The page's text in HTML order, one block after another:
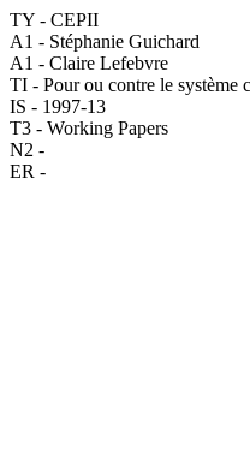
TY - CEPII
A1 - Stéphanie Guichard
A1 - Claire Lefebvre
TI - Pour ou contre le système
IS - 1997-13
T3 - Working Papers
N2 -
ER -